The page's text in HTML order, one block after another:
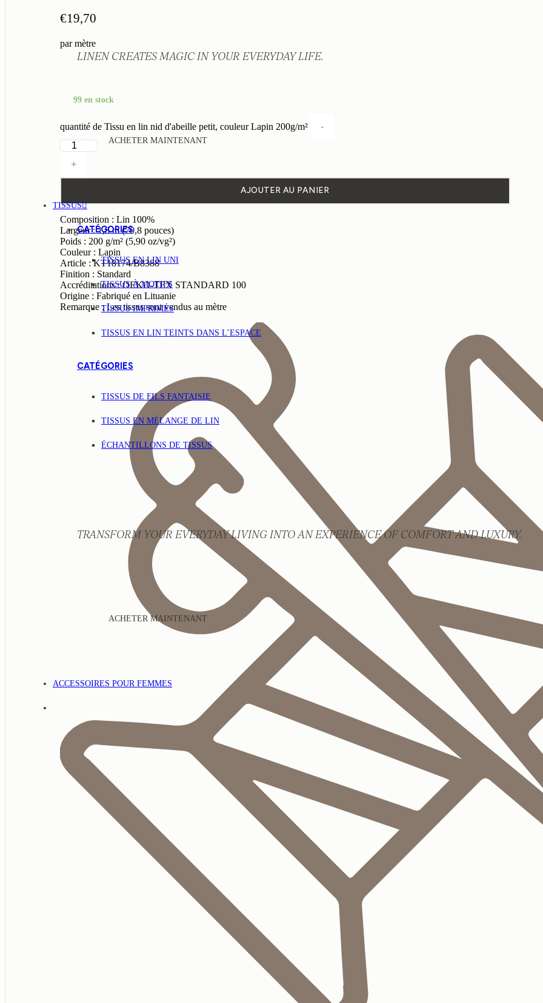
LINEN CREATES MAGIC IN YOUR EVERYDAY LIFE.
ACHETER MAINTENANT
TISSUS
CATÉGORIES
TISSUS EN LIN UNI
TISSUS À MOTIFS
TISSUS IMPRIMÉS
TISSUS EN LIN TEINTS DANS L’ESPACE
CATÉGORIES
TISSUS DE FILS FANTAISIE
TISSUS EN MÉLANGE DE LIN
ÉCHANTILLONS DE TISSUS
TRANSFORM YOUR EVERYDAY LIVING INTO AN EXPERIENCE OF COMFORT AND LUXURY.
ACHETER MAINTENANT
ACCESSOIRES POUR FEMMES
€19,70
par mètre
99 en stock
quantité de Tissu en lin nid d'abeille petit, couleur Lapin 200g/m² -
+
AJOUTER AU PANIER
Composition : Lin 100%
Largeur : 1,8 m (70,8 pouces)
Poids : 200 g/m² (5,90 oz/vg²)
Couleur : Lapin
Article : KT18174/B8388
Finition : Standard
Accréditations : OEKO-TEX STANDARD 100
Origine : Fabriqué en Lituanie
Remarque : Les tissus sont vendus au mètre